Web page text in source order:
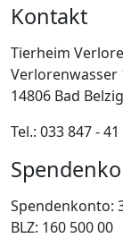
Kontakt
Tierheim
Verlorenwasser
14806 Bad
Tel.: 033 847 -
Spendenkonto:
BLZ: 160 500 00